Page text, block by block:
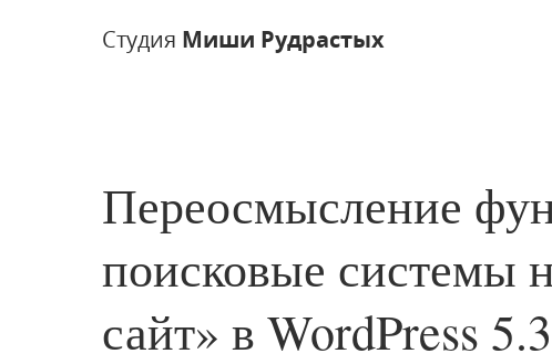
Студия Миши Рудрастых
Переосмысление
поисковые системы
сайт» в WordPress 5.3